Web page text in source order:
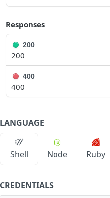
Responses
200
200
400
400
LANGUAGE
Shell Node Ruby
CREDENTIALS